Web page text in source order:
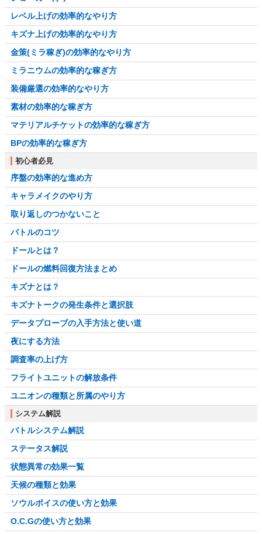
レベル上げの効率的なやり方
キズナ上げの効率的なやり方
金策(ミラ稼ぎ)の効率的なやり方
ミラニウムの効率的な稼ぎ方
装備厳選の効率的なやり方
素材の効率的な稼ぎ方
マテリアルチケットの効率的な稼ぎ方
BPの効率的な稼ぎ方
初心者必見
序盤の効率的な進め方
キャラメイクのやり方
取り返しのつかないこと
バトルのコツ
ドールとは？
ドールの燃料回復方法まとめ
キズナとは？
キズナトークの発生条件と選択肢
データプローブの入手方法と使い道
夜にする方法
調査率の上げ方
フライトユニットの解放条件
ユニオンの種類と所属のやり方
システム解説
バトルシステム解説
ステータス解説
状態異常の効果一覧
天候の種類と効果
ソウルボイスの使い方と効果
O.C.Gの使い方と効果